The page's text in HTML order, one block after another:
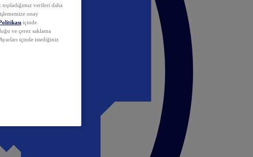
verileri daha
onay
içinde
ve çerez saklama
içinde istediğiniz